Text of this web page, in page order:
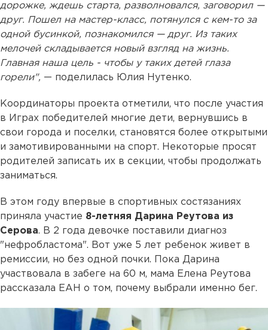
дорожке, ждешь старта, разволновался, заговорил —
друг. Пошел на мастер-класс, потянулся с кем-то за
одной бусинкой, познакомился — друг. Из таких
мелочей складывается новый взгляд на жизнь.
Главная наша цель - чтобы у таких детей глаза
горели", — поделилась Юлия Нутенко.
Координаторы проекта отметили, что после участия
в Играх победителей многие дети, вернувшись в
свои города и поселки, становятся более открытыми
и замотивированными на спорт. Некоторые просят
родителей записать их в секции, чтобы продолжать
заниматься.
В этом году впервые в спортивных состязаниях
приняла участие 8-летняя Дарина Реутова из
Серова. В 2 года девочке поставили диагноз
"нефробластома". Вот уже 5 лет ребенок живет в
ремиссии, но без одной почки. Пока Дарина
участвовала в забеге на 60 м, мама Елена Реутова
рассказала ЕАН о том, почему выбрали именно бег.